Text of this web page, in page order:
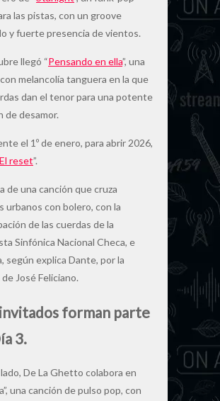
las pistas, con un groove
y fuerte presencia de vientos.
llegó “Pensando en ella”, una
melancolía tanguera en la que
dan el tenor para una potente
de desamor.
el 1º de enero, para abrir 2026,
El reset”.
de una canción que cruza
urbanos con bolero, con la
de las cuerdas de la
Sinfónica Nacional Checa, e
según explica Dante, por la
José Feliciano.
forman parte
3.
De La Ghetto colabora en
una canción de pulso pop, con